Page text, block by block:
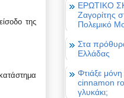
της
ΕΡΩΤΙΚΟ
Ζαγορίτης
Πολεμικό
Στα
Ελλάδας
Φτιάξε
cinnamon
γλυκάκι;